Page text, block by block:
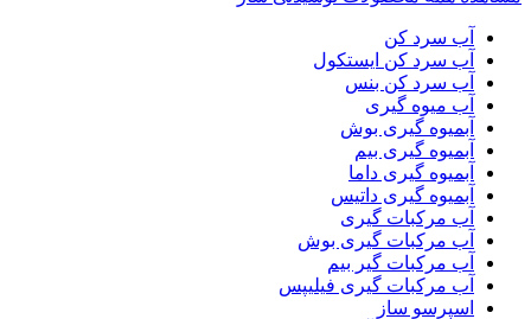
آب سرد کن
آب سرد کن ایستکول
آب سرد کن بنس
آب میوه گیری
آبمیوه گیری بوش
آبمیوه گیری بیم
آبمیوه گیری داما
آبمیوه گیری داتیس
آب مرکبات گیری
آب مرکبات گیری بوش
آب مرکبات گیر بیم
آب مرکبات گیری فیلیپس
اسپرسو ساز